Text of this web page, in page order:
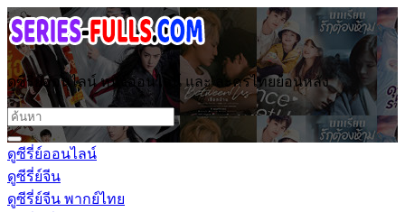
ดูซีรี่ย์ออนไลน์ หนังออนไลน์ และ ละครไทยย้อนหลัง
ดูซีรี่ย์ออนไลน์
ดูซีรี่ย์จีน
ดูซีรี่ย์จีน พากย์ไทย